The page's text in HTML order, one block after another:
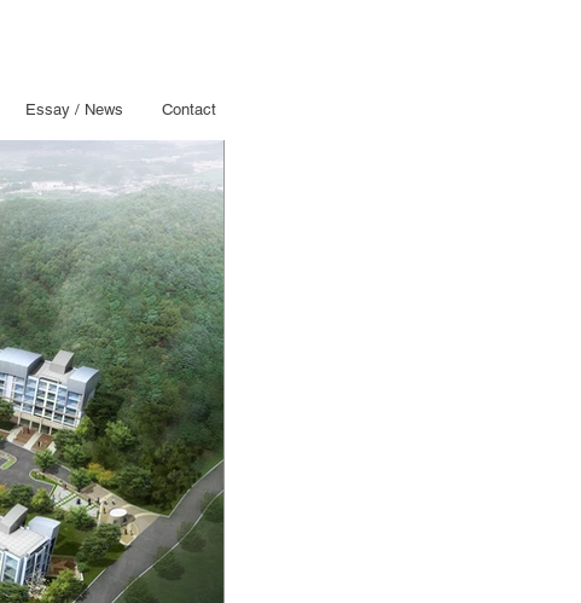
Essay / News Contact